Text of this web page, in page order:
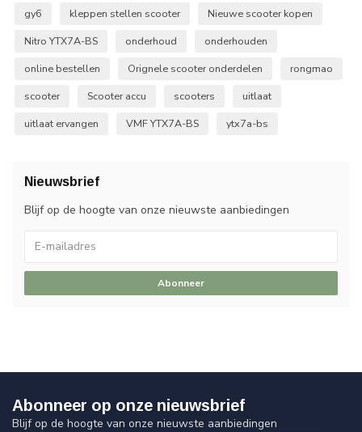
gy6
kleppen stellen scooter
Nieuwe scooter kopen
Nitro YTX7A-BS
onderhoud
onderhouden
online bestellen
Orignele scooter onderdelen
rongmao
scooter
Scooter accu scooters
uitlaat
uitlaat ervangen
VMF YTX7A-BS ytx7a-bs
Nieuwsbrief
Blijf op de hoogte van onze nieuwste aanbiedingen
Abonneer
Abonneer op onze nieuwsbrief
Blijf op de hoogte van onze nieuwste aanbiedingen